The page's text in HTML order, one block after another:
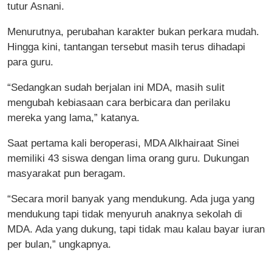
tutur Asnani.
Menurutnya, perubahan karakter bukan perkara mudah.
Hingga kini, tantangan tersebut masih terus dihadapi
para guru.
“Sedangkan sudah berjalan ini MDA, masih sulit
mengubah kebiasaan cara berbicara dan perilaku
mereka yang lama,” katanya.
Saat pertama kali beroperasi, MDA Alkhairaat Sinei
memiliki 43 siswa dengan lima orang guru. Dukungan
masyarakat pun beragam.
“Secara moril banyak yang mendukung. Ada juga yang
mendukung tapi tidak menyuruh anaknya sekolah di
MDA. Ada yang dukung, tapi tidak mau kalau bayar iuran
per bulan,” ungkapnya.